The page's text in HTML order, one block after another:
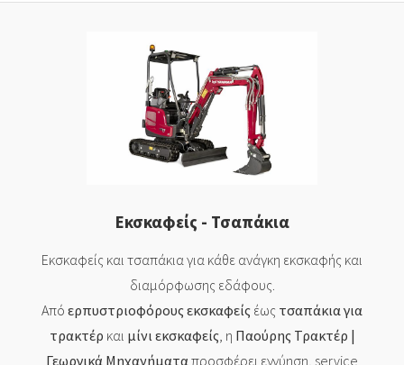
Εκσκαφείς - Τσαπάκια
Εκσκαφείς και τσαπάκια για κάθε ανάγκη εκσκαφής και
διαμόρφωσης εδάφους.
Από ερπυστριοφόρους εκσκαφείς έως τσαπάκια για
τρακτέρ και μίνι εκσκαφείς, η Παούρης Τρακτέρ |
Γεωργικά Μηχανήματαπροσφέρει εγγύηση, service